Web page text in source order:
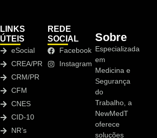
LINKS
ÚTEIS
eSocial
CREA/PR
CRM/PR
CFM
CNES
CID-10
NR’s
REDE
SOCIAL
Facebook
Instagram
Sobre
Especializada
em
Medicina e
Segurança
do
Trabalho, a
NewMedT
oferece
soluções